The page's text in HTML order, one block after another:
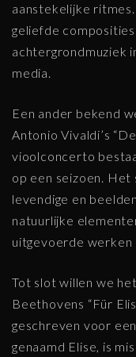
aanstekelijke
geliefde
achtergrondmuziek
media.
Een ander bekend
Antonio Vivaldi’s
vioolconcerto
op een seizoen. Het
levendige en
natuurlijke
uitgevoerde
Tot slot willen we
Beethovens “Für
geschreven voor
genaamd Elise, is